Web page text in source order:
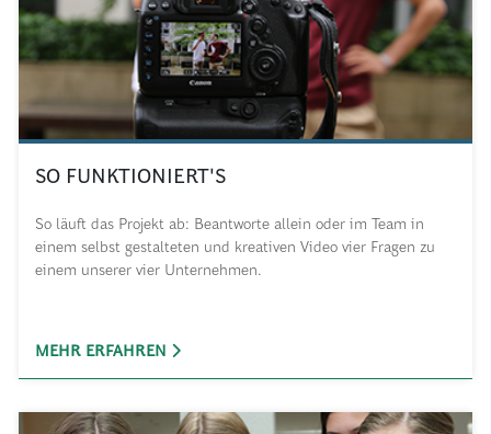
SO FUNKTIONIERT'S
So läuft das Projekt ab: Beantworte allein oder im Team in
einem selbst gestalteten und kreativen Video vier Fragen zu
einem unserer vier Unternehmen.
MEHR ERFAHREN